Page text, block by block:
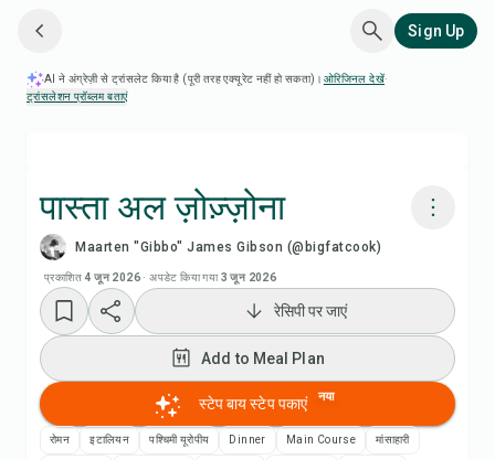
Sign Up
AI ने अंग्रेज़ी से ट्रांसलेट किया है (पूरी तरह एक्यूरेट नहीं हो सकता)। ओरिजिनल देखें·
ट्रांसलेशन प्रॉब्लम बताएं
पास्ता अल ज़ोज़्ज़ोना
Maarten "Gibbo" James Gibson (@bigfatcook)
प्रकाशित 4 जून 2026 ·अपडेट किया गया 3 जून 2026
रेसिपी वीडियो देखें
Add to Meal Plan
Add to Shopping List
रेसिपी पर जाएं
Add to Meal Plan
स्टेप बाय स्टेप पकाएं नया
रोमन इटालियन पश्चिमी यूरोपीय Dinner Main Course मांसाहारी